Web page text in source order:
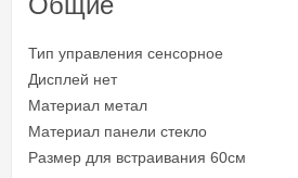
Тип управления сенсорное
Дисплей нет
Материал метал
Материал панели стекло
Размер для встраивания 60см